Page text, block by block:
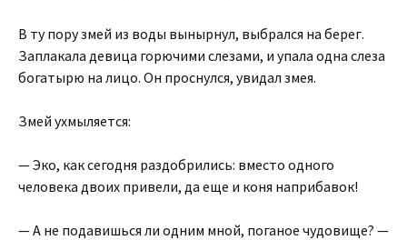
В ту пору змей из воды вынырнул, выбрался на берег.
Заплакала девица горючими слезами, и упала одна слеза
богатырю на лицо. Он проснулся, увидал змея.
Змей ухмыляется:
— Эко, как сегодня раздобрились: вместо одного
человека двоих привели, да еще и коня наприбавок!
— А не подавишься ли одним мной, поганое чудовище? —